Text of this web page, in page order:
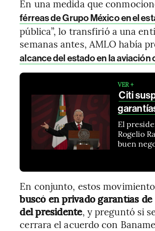
En una medida que
férreas de Grupo México en el
pública”, lo transfirió a una
semanas antes, AMLO había
alcance del estado en la aviación
VER +
Citi
El
Rogelio
buen
En conjunto, estos
buscó en privado garantías
del presidente, y preguntó si
cerrara el acuerdo con